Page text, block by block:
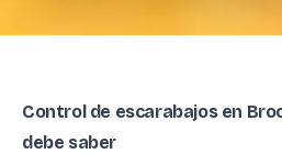
Control de escarabajos en
debe saber